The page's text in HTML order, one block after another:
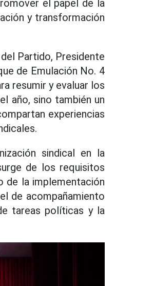
el papel de la
y transformación
Partido, Presidente
de Emulación No. 4
resumir y evaluar los
año, sino también un
experiencias
sindical en la
de los requisitos
de la implementación
de acompañamiento
tareas políticas y la